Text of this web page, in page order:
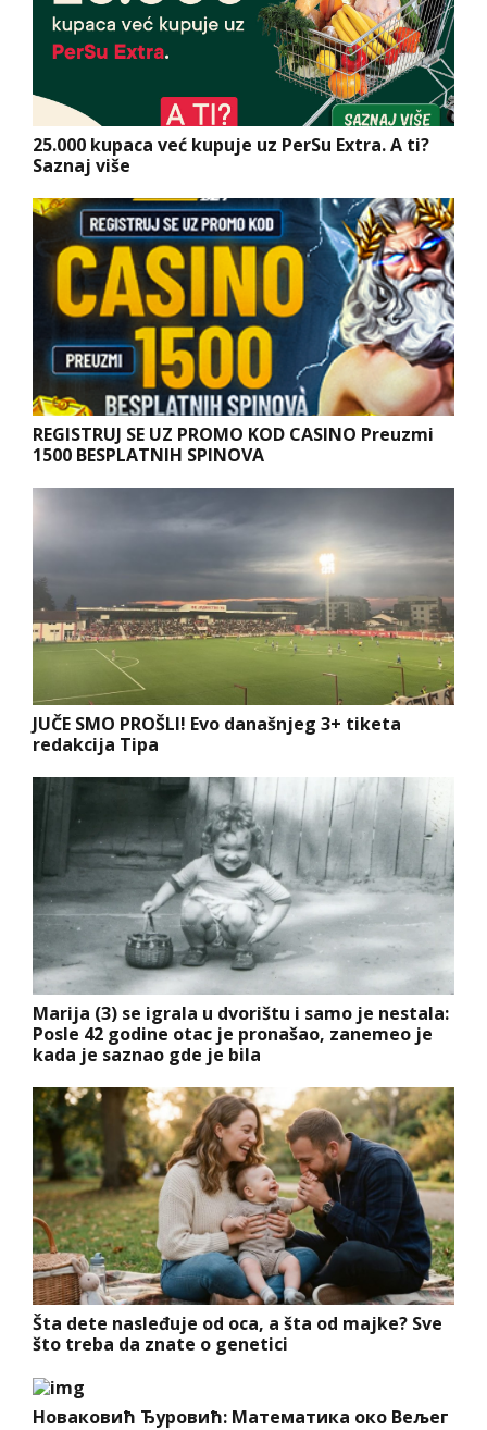
25.000 kupaca već kupuje uz PerSu Extra. A ti?
Saznaj više
REGISTRUJ SE UZ PROMO KOD CASINO Preuzmi
1500 BESPLATNIH SPINOVA
JUČE SMO PROŠLI! Evo današnjeg 3+ tiketa
redakcija Tipa
Marija (3) se igrala u dvorištu i samo je nestala:
Posle 42 godine otac je pronašao, zanemeo je
kada je saznao gde je bila
Šta dete nasleđuje od oca, a šta od majke? Sve
što treba da znate o genetici
Новаковић Ђуровић: Математика око Вељег